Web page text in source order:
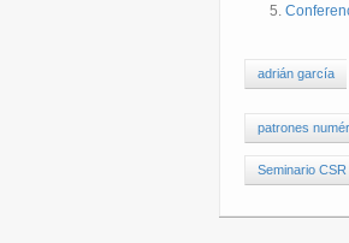
adrián garcía
patrones
Seminario CSR